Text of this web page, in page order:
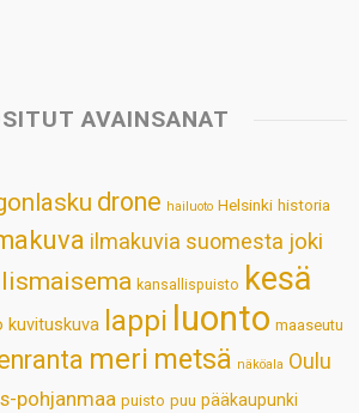
b
k
e
n
e
s
t
l
AVAINSANAT
drone hailuoto Helsinki historia
ilmakuvia suomesta joki
kansallispuisto kesä
kuvituskuva lappi luonto maaseutu
meri metsä näköala Oulu
pohjanmaa puisto puu pääkaupunki